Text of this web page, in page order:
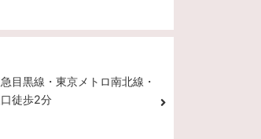
目黒線・東京メトロ南北線・
徒歩2分